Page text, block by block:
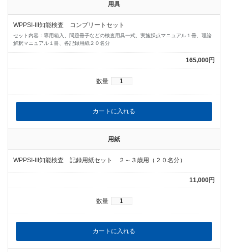
用具
WPPSI-III知能検査 コンプリートセット
セット内容：専用箱入、問題冊子などの検査用具一式、実施採点マニュアル１冊、理論
解釈マニュアル１冊、各記録用紙２０名分
165,000円
数量
用紙
WPPSI-III知能検査 記録用紙セット ２～３歳用（２０名分）
11,000円
数量